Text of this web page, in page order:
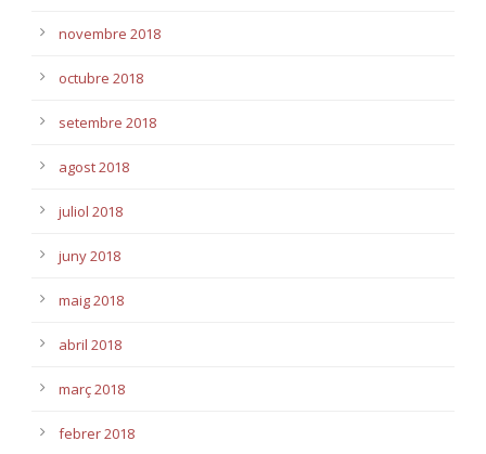
novembre 2018
octubre 2018
setembre 2018
agost 2018
juliol 2018
juny 2018
maig 2018
abril 2018
març 2018
febrer 2018